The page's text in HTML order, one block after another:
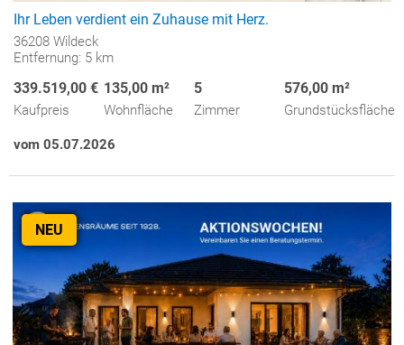
Ihr Leben verdient ein Zuhause mit Herz.
36208 Wildeck
Entfernung: 5 km
339.519,00 €
Kaufpreis
135,00 m²
Wohnfläche
5
Zimmer
576,00 m²
Grundstücksfläche
vom 05.07.2026
NEU